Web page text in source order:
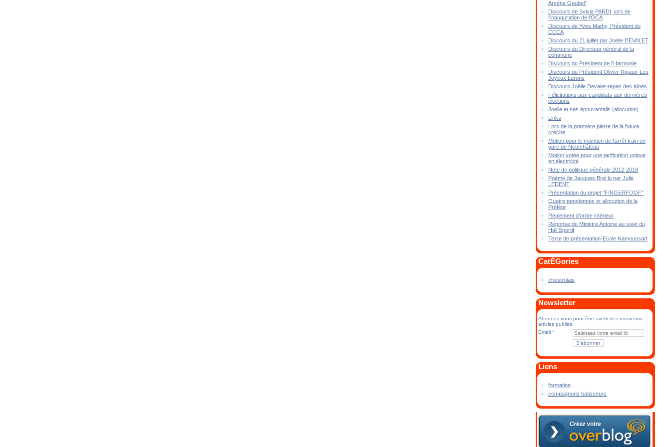
Arsène Geubel"
Discours de Sylvia PARDI, lors de
l'inauguration de l'OCA
Discours de Yves Mathy, Président du
CCCA
Discours du 21 juillet par Joelle DEVALET
Discours du Directeur général de la
commune
Discours du Président de l'Harmonie
Discours du Président Olivier Rigaux-Les
Joyeux Lurons
Discours Joëlle Devalet-repas des aînés.
Félicitations aux candidats aux dernières
élections
Joelle et ses épouvantails (allocution)
Links
Lors de la première pierre de la future
crèche
Motion pour le maintien de l'arrêt train en
gare de Neufchâteau
Motion votée pour une tarification unique
en électricité
Note de politique générale 2012-2018
Poème de Jacques Brel lu par Julie
LEDENT
Présentation du projet "FINGERFOOF"
Quatre pensionnés et allocution de la
Préfète
Réglement d'ordre intérieur
Réponse du Ministre Antoine au sujet du
Hall Sportif
Texte de présentation-Ecole Namoussart
CatÉGories
chestrolais
Newsletter
Abonnez-vous pour être averti des nouveaux
articles publiés.
Email
Liens
formation
compagnons batisseurs